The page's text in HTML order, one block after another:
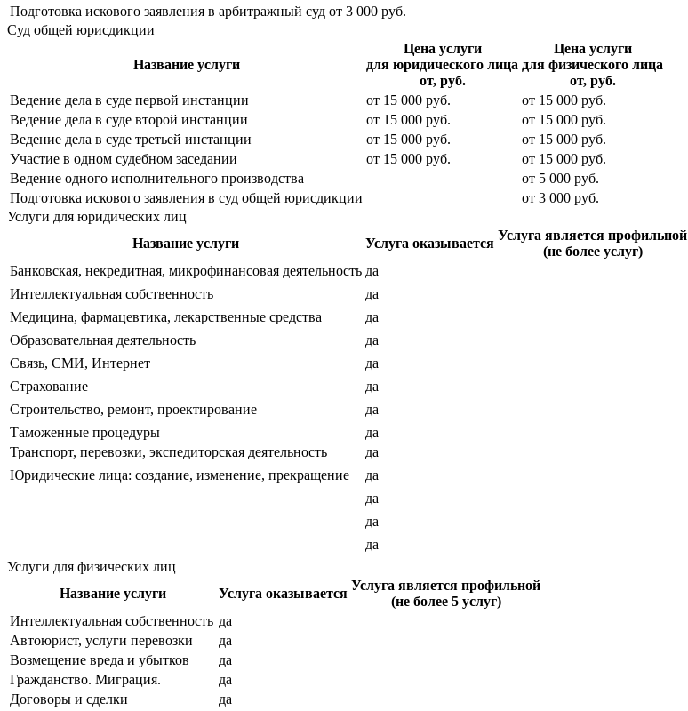
Подготовка искового заявления в арбитражный суд от 3 000 руб.
Суд общей юрисдикции
Название услуги
Цена услуги
для юридического лица
от, руб.
Цена услуги
для физического лица
от, руб.
Ведение дела в суде первой инстанции
от 15 000 руб. от 15 000 руб.
Ведение дела в суде второй инстанции
от 15 000 руб. от 15 000 руб.
Ведение дела в суде третьей инстанции
от 15 000 руб. от 15 000 руб.
Участие в одном судебном заседании
от 15 000 руб. от 15 000 руб.
Ведение одного исполнительного производства
от 5 000 руб.
Подготовка искового заявления в суд общей юрисдикции
от 3 000 руб.
Услуги для юридических лиц
Название услуги
Услуга оказывается
Услуга является профильной
(не более услуг)
Банковская, некредитная, микрофинансовая деятельность да
Интеллектуальная собственность
да
Медицина, фармацевтика, лекарственные средства
да
Образовательная деятельность
да
Связь, СМИ, Интернет
да
Страхование
да
Строительство, ремонт, проектирование
да
Таможенные процедуры
да
Транспорт, перевозки, экспедиторская деятельность
да
Юридические лица: создание, изменение, прекращение
да
да
да
да
Услуги для физических лиц
Название услуги
Услуга оказывается
Услуга является профильной
(не более 5 услуг)
Интеллектуальная собственность да
Автоюрист, услуги перевозки
да
Возмещение вреда и убытков
да
Гражданство. Миграция.
да
Договоры и сделки
да